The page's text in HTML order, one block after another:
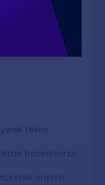
tekrar
becerilerinizi
önemli